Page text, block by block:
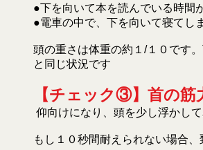
●下を向いて本を読んでいる時間
●電車の中で、下を向いて寝てし
頭の重さは体重の約１/１０です
と同じ状況です
【チェック③】首の筋
仰向けになり、頭を少し浮かし
もし１０秒間耐えられない場合